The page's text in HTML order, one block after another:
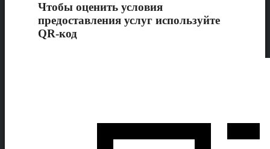
Чтобы оценить условия
предоставления услуг используйте
QR-код